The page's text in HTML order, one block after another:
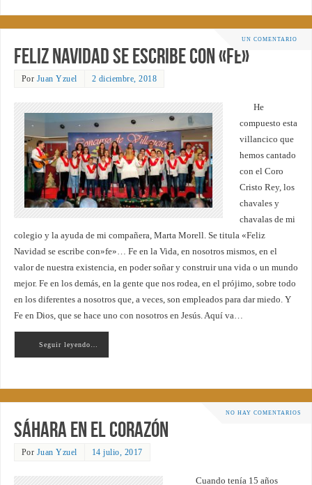
UN COMENTARIO
Feliz Navidad se escribe con «Fe»
Por Juan Yzuel 2 diciembre, 2018
He
compuesto esta
villancico que
hemos cantado
con el Coro
Cristo Rey, los
chavales y
chavalas de mi
colegio y la ayuda de mi compañera, Marta Morell. Se titula «Feliz
Navidad se escribe con»fe»… Fe en la Vida, en nosotros mismos, en el
valor de nuestra existencia, en poder soñar y construir una vida o un mundo
mejor. Fe en los demás, en la gente que nos rodea, en el prójimo, sobre todo
en los diferentes a nosotros que, a veces, son empleados para dar miedo. Y
Fe en Dios, que se hace uno con nosotros en Jesús. Aquí va…
Seguir leyendo…
NO HAY COMENTARIOS
Sáhara en el corazón
Por Juan Yzuel 14 julio, 2017
Cuando tenía 15 años